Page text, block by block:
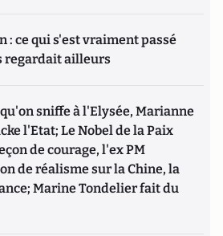
: ce qui s'est vraiment passé
regardait ailleurs
sniffe à l'Elysée, Marianne
l'Etat; Le Nobel de la Paix
de courage, l'ex PM
de réalisme sur la Chine, la
Marine Tondelier fait du